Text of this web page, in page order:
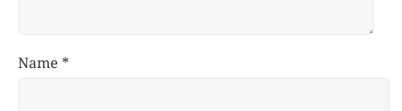
Name *